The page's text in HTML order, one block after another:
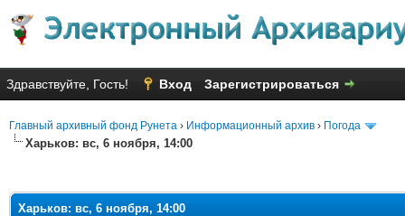
Здравствуйте, Гость! Вход Зарегистрироваться
Главный архивный фонд Рунета › Информационный архив › Погода
Харьков: вс, 6 ноября, 14:00
Харьков: вс, 6 ноября, 14:00